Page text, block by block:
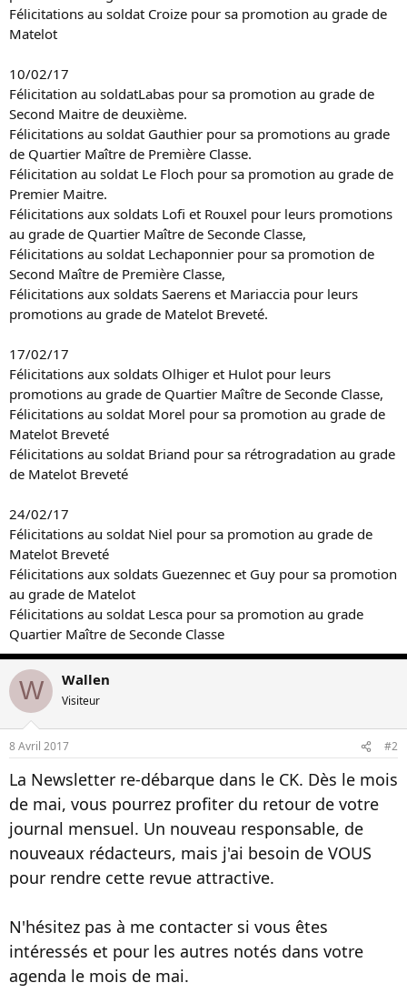
Félicitations au soldat Croize pour sa promotion au grade de
Matelot
10/02/17
Félicitation au soldatLabas pour sa promotion au grade de
Second Maitre de deuxième.
Félicitations au soldat Gauthier pour sa promotions au grade
de Quartier Maître de Première Classe.
Félicitation au soldat Le Floch pour sa promotion au grade de
Premier Maitre.
Félicitations aux soldats Lofi et Rouxel pour leurs promotions
au grade de Quartier Maître de Seconde Classe,
Félicitations au soldat Lechaponnier pour sa promotion de
Second Maître de Première Classe,
Félicitations aux soldats Saerens et Mariaccia pour leurs
promotions au grade de Matelot Breveté.
17/02/17
Félicitations aux soldats Olhiger et Hulot pour leurs
promotions au grade de Quartier Maître de Seconde Classe,
Félicitations au soldat Morel pour sa promotion au grade de
Matelot Breveté
Félicitations au soldat Briand pour sa rétrogradation au grade
de Matelot Breveté
24/02/17
Félicitations au soldat Niel pour sa promotion au grade de
Matelot Breveté
Félicitations aux soldats Guezennec et Guy pour sa promotion
au grade de Matelot
Félicitations au soldat Lesca pour sa promotion au grade
Quartier Maître de Seconde Classe
W Wallen
Visiteur
8 Avril 2017 #2
La Newsletter re-débarque dans le CK. Dès le mois
de mai, vous pourrez profiter du retour de votre
journal mensuel. Un nouveau responsable, de
nouveaux rédacteurs, mais j'ai besoin de VOUS
pour rendre cette revue attractive.
N'hésitez pas à me contacter si vous êtes
intéressés et pour les autres notés dans votre
agenda le mois de mai.